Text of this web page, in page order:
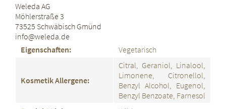
Weleda AG
Möhlerstraße 3
73525 Schwäbisch Gmünd
info@weleda.de
Eigenschaften:
Vegetarisch
Kosmetik Allergene:
Citral, Geraniol, Linalool,
Limonene, Citronellol,
Benzyl Alcohol, Eugenol,
Benzyl Benzoate, Farnesol